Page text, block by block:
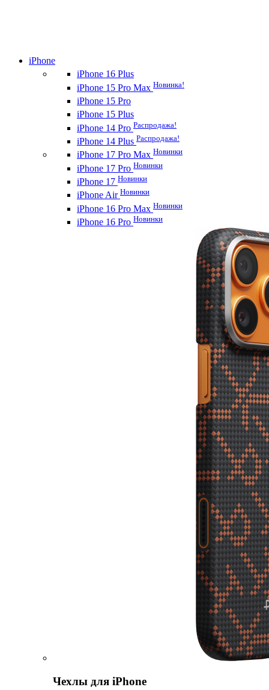
iPhone
iPhone 16 Plus
iPhone 15 Pro Max Новинка!
iPhone 15 Pro
iPhone 15 Plus
iPhone 14 Pro Распродажа!
iPhone 14 Plus Распродажа!
iPhone 17 Pro Max Новинки
iPhone 17 Pro Новинки
iPhone 17 Новинки
iPhone Air Новинки
iPhone 16 Pro Max Новинки
iPhone 16 Pro Новинки
Чехлы для iPhone